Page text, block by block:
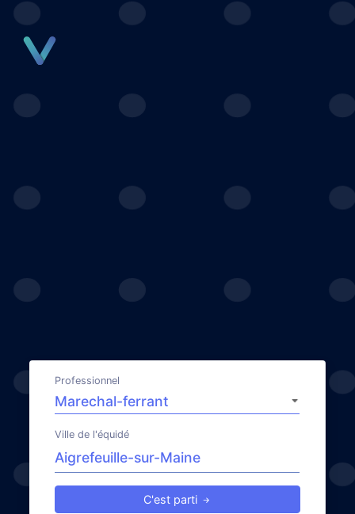
Professionnel
Ville de l'équidé
C'est parti